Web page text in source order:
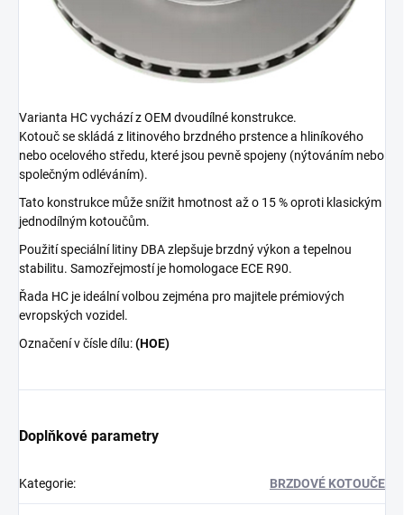
Varianta HC vychází z OEM dvoudílné konstrukce.
Kotouč se skládá z litinového brzdného prstence a hliníkového
nebo ocelového středu, které jsou pevně spojeny (nýtováním nebo
společným odléváním).
Tato konstrukce může snížit hmotnost až o 15 % oproti klasickým
jednodílným kotoučům.
Použití speciální litiny DBA zlepšuje brzdný výkon a tepelnou
stabilitu. Samozřejmostí je homologace ECE R90.
Řada HC je ideální volbou zejména pro majitele prémiových
evropských vozidel.
Označení v čísle dílu:(HOE)
Doplňkové parametry
Kategorie: BRZDOVÉ KOTOUČE